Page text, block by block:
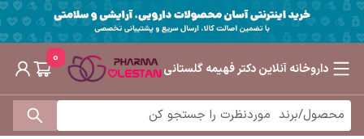
داروخانه آنلاین دکتر فهیمه گلستانی
0